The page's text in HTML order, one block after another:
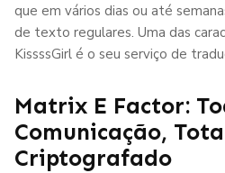
que em vários dias ou até
de texto regulares. Uma das
KissssGirl é o seu serviço de
Matrix E Factor:
Comunicação,
Criptografado